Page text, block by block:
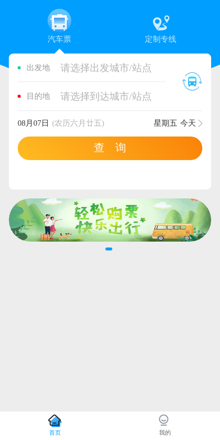
汽车票 定制专线
出发地 请选择出发城市/站点
目的地 请选择到达城市/站点
08月07日 (农历六月廿五) 星期五 今天
查 询
首页 我的